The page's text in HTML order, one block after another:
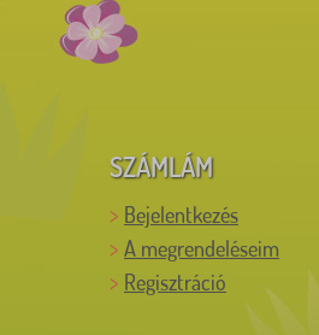
SZÁMLÁM
Bejelentkezés
A megrendeléseim
Regisztráció